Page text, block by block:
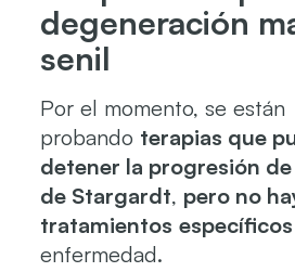
degeneración
senil
Por el momento, se están
probando terapias que
detener la progresión
de Stargardt, pero no
tratamientos específicos
enfermedad.